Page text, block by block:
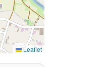
Leaflet